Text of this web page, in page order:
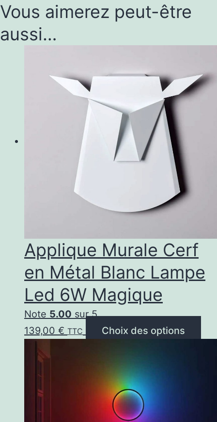
Vous aimerez peut-être
aussi…
Applique Murale Cerf
en Métal Blanc Lampe
Led 6W Magique
Note 5.00 sur 5
139,00 € TTC Choix des options